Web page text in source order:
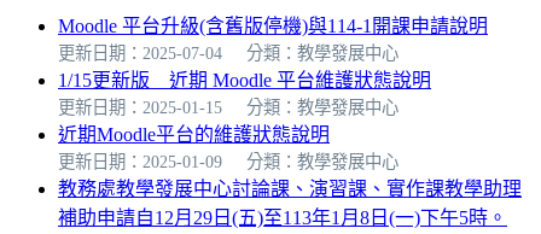
Moodle 平台升級(含舊版停機)與114-1開課申請說明
更新日期：2025-07-04 分類：教學發展中心
1/15更新版__近期 Moodle 平台維護狀態說明
更新日期：2025-01-15 分類：教學發展中心
近期Moodle平台的維護狀態說明
更新日期：2025-01-09 分類：教學發展中心
教務處教學發展中心討論課、演習課、實作課教學助理
補助申請自12月29日(五)至113年1月8日(一)下午5時。